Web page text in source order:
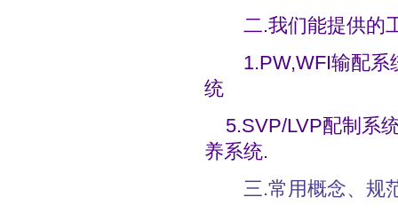
二.我们能提供的
1.PW,WFI输配系
统
5.SVP/LVP配制系
养系统.
三.常用概念、规